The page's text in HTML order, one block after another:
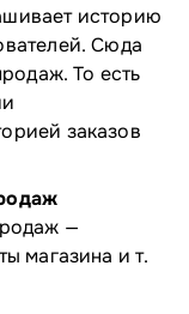
историю
Сюда
То есть
заказов
—
магазина и т.